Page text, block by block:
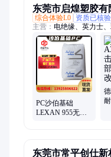
东莞市启煌塑胶有
综合体验L0
资质已核验
主营： 电绝缘、英力士
纤、聚丙烯、抗静电、
聚、薄壁零件、薄壁配
巴西布拉格、apel-
PC沙伯基础
LEXAN 955无氯
东莞市常平创仕